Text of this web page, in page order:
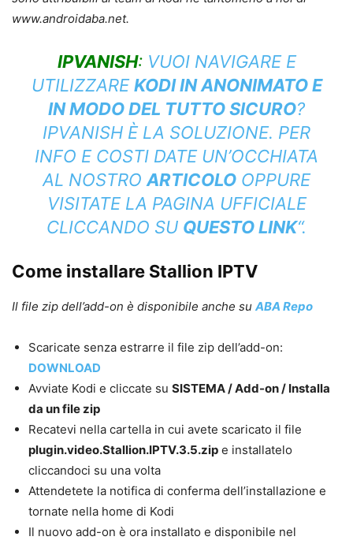
www.androidaba.net.
IPVANISH:VUOI NAVIGARE E
UTILIZZAREKODI IN ANONIMATO E
IN MODO DEL TUTTO SICURO?
IPVANISH È LA SOLUZIONE. PER
INFO E COSTI DATE UN’OCCHIATA
AL NOSTROARTICOLO OPPURE
VISITATE LA PAGINA UFFICIALE
CLICCANDO SU QUESTO LINK“.
Come installare Stallion IPTV
Il file zip dell’add-on è disponibile anche su ABA Repo
Scaricate senza estrarre il file zip dell’add-on:
DOWNLOAD
Avviate Kodi e cliccate su SISTEMA / Add-on / Installa
da un file zip
Recatevi nella cartella in cui avete scaricato il file
plugin.video.Stallion.IPTV.3.5.zip e installatelo
cliccandoci su una volta
Attendetete la notifica di conferma dell’installazione e
tornate nella home di Kodi
Il nuovo add-on è ora installato e disponibile nel